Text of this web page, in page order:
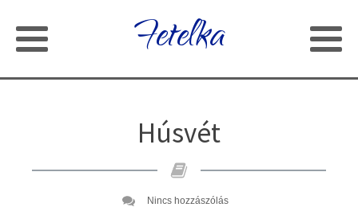
Fetelka
Húsvét
Nincs hozzászólás